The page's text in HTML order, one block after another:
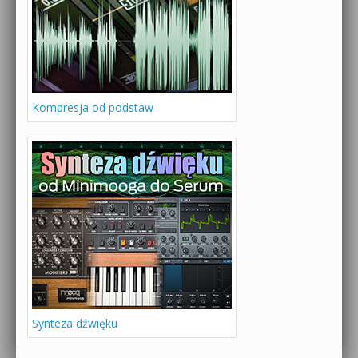
Kompresja od podstaw
Synteza dźwięku